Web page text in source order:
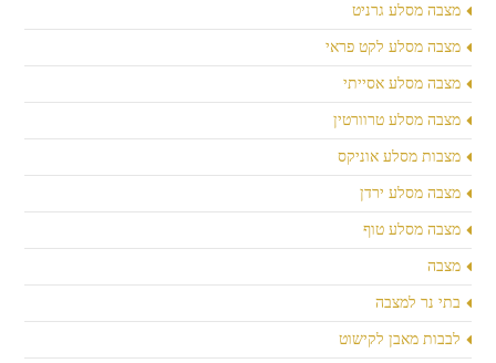
מצבה מסלע גרניט
מצבה מסלע לקט פראי
מצבה מסלע אסייתי
מצבה מסלע טרוורטין
מצבות מסלע אוניקס
מצבה מסלע ירדן
מצבה מסלע טוף
מצבה
בתי נר למצבה
לבבות מאבן לקישוט